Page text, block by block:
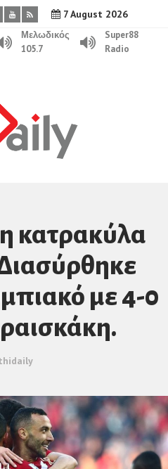
7 August 2026
Μελωδικός
105.7
Super88
Radio
η κατρακύλα
με 4-0